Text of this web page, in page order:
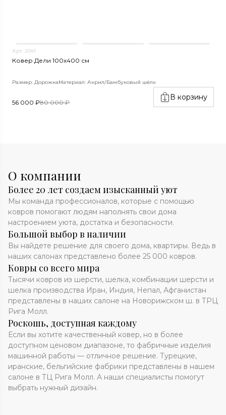
Арт. 2041
Ковер Дели 100х400 см
Размер: ДорожкаМатериал: Акрил/Бамбуковый шёлк
56 000 ₽80 000 ₽
В корзину
О компании
Более 20 лет создаем изысканный уют
Мы команда профессионалов, которые с помощью
ковров помогают людям наполнять свои дома
настроением уюта, достатка и безопасности.
Большой выбор в наличии
Вы найдете решение для своего дома, квартиры. Ведь в
наших салонах представлено более 25 000 ковров.
Ковры со всего мира
Тысячи ковров из шерсти, шелка, комбинации шерсти и
шелка производства Иран, Индия, Непал, Афганистан
представлены в наших салоне на Новорижском ш. в ТРЦ
Рига Молл.
Роскошь, доступная каждому
Если вы хотите качественный ковер, но в более
доступном ценовом диапазоне, то фабричные изделия
машинной работы — отличное решение. Турецкие,
иранские, бельгийские фабрики представлены в нашем
салоне в ТЦ Рига Молл. А наши специалисты помогут
выбрать нужный дизайн.